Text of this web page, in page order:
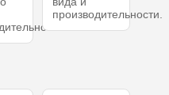
производительности.